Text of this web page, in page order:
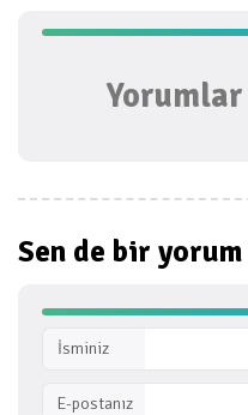
Sen de bir yorum
İsminiz
E-postanız